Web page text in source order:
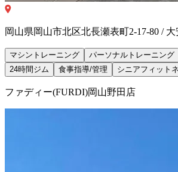
岡山県岡山市北区北長瀬表町2-17-80 / 大
マシントレーニング パーソナルトレーニング
24時間ジム
食事指導/管理 シニアフィット
ファディー(FURDI)岡山野田店